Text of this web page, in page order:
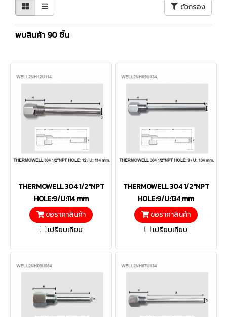
ตัวกรอง
พบสินค้า 90 ชิ้น
THERMOWELL 304 1/2"NPT
HOLE:9/U:114 mm
ขอราคาสินค้า
เปรียบเทียบ
THERMOWELL 304 1/2"NPT
HOLE:9/U:134 mm
ขอราคาสินค้า
เปรียบเทียบ